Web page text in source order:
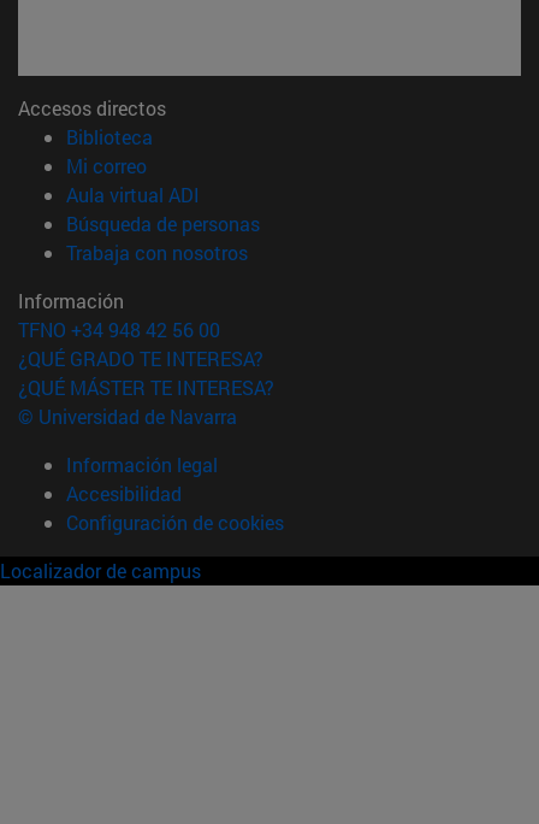
Accesos directos
Biblioteca
Mi correo(abre en nueva ventana)
Aula virtual ADI
Búsqueda de personas(abre en nueva ventana)
Trabaja con nosotros(abre en nueva ventana)
Información
TFNO +34 948 42 56 00
¿QUÉ GRADO TE INTERESA?
¿QUÉ MÁSTER TE INTERESA?
© Universidad de Navarra
Información legal
Accesibilidad
Configuración de cookies
Localizador de campus